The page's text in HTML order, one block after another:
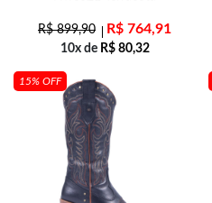
R$899,90 R$ 764,91
10x de R$80,32
15% OFF